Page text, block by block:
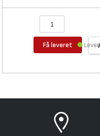
Få leveret